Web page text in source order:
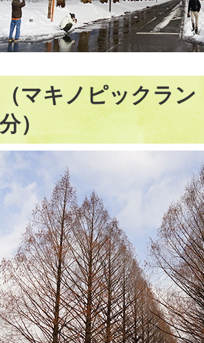
マキノピックラ
）